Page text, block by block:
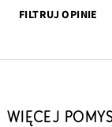
FILTRUJ OPINIE
WIĘCEJ